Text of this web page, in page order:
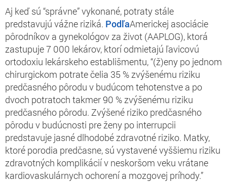
Aj keď sú “správne” vykonané, potraty stále
predstavujú vážne riziká. PodľaAmerickej asociácie
pôrodníkov a gynekológov za život (AAPLOG), ktorá
zastupuje 7 000 lekárov, ktorí odmietajú ľavicovú
ortodoxiu lekárskeho establišmentu, “(ž)eny po jednom
chirurgickom potrate čelia 35 % zvýšenému riziku
predčasného pôrodu v budúcom tehotenstve a po
dvoch potratoch takmer 90 % zvýšenému riziku
predčasného pôrodu. Zvýšené riziko predčasného
pôrodu v budúcnosti pre ženy po interrupcii
predstavuje jasné dlhodobé zdravotné riziko. Matky,
ktoré porodia predčasne, sú vystavené vyššiemu riziku
zdravotných komplikácií v neskoršom veku vrátane
kardiovaskulárnych ochorení a mozgovej príhody.”